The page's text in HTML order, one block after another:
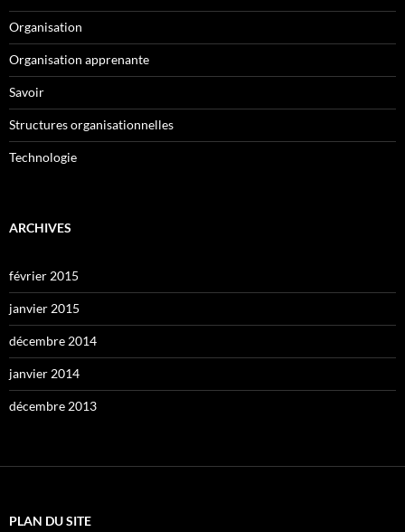
Organisation
Organisation apprenante
Savoir
Structures organisationnelles
Technologie
ARCHIVES
février 2015
janvier 2015
décembre 2014
janvier 2014
décembre 2013
PLAN DU SITE